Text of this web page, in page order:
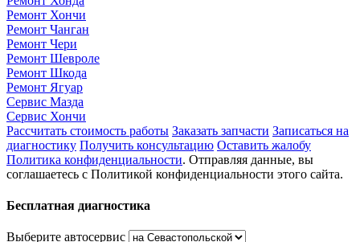
Ремонт Хончи
Ремонт Чанган
Ремонт Чери
Ремонт Шевроле
Ремонт Шкода
Ремонт Ягуар
Сервис Мазда
Сервис Хончи
Рассчитать стоимость работы Заказать запчасти Записаться на
диагностику Получить консультацию Оставить жалобу
Политика конфиденциальности. Отправляя данные, вы
соглашаетесь с Политикой конфиденциальности этого сайта.
Бесплатная диагностика
Выберите автосервис